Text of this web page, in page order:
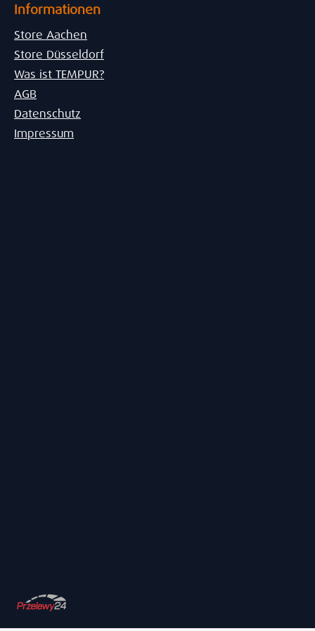
Informationen
Store Aachen
Store Düsseldorf
Was ist TEMPUR?
AGB
Datenschutz
Impressum